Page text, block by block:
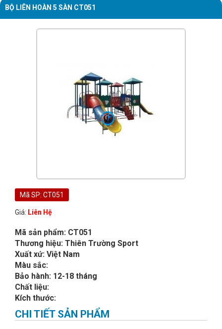
BỘ LIÊN HOÀN 5 SÀN CT051
Mã SP: CT051
Giá: Liên Hệ
Mã sản phẩm: CT051
Thương hiệu: Thiên Trường Sport
Xuất xứ: Việt Nam
Màu sắc:
Bảo hành: 12-18 tháng
Chất liệu:
Kích thước:
CHI TIẾT SẢN PHẨM